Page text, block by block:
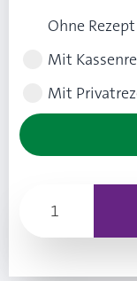
Ohne Rezept
Mit
Mit